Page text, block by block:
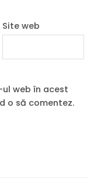
Site web
web în acest
o să comentez.